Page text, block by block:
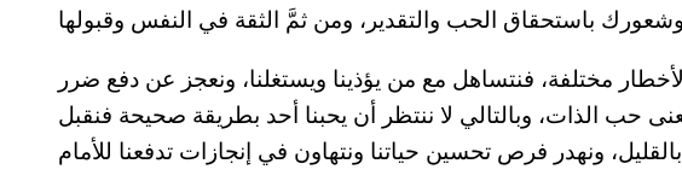
مختلفة، فنتساهل مع من يؤذينا ويستغلنا، ونعجز عن دفع ضرر
حب الذات، وبالتالي لا ننتظر أن يحبنا أحد بطريقة صحيحة فنقبل